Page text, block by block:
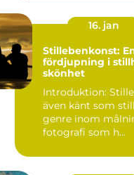
16. jan
Stillebenkonst:
fördjupning i
skönhet
Introduktion:
även känt som
genre inom
fotografi som h...